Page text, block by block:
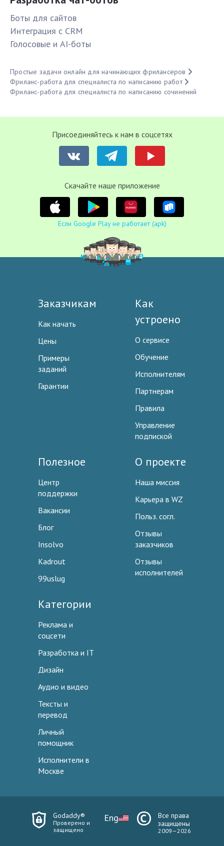
Боты для сайтов
Интеграция с CRM
Голосовые и AI-боты
Простые задачи онлайн для начинающих фрилансеров
Фриланс-работа для специалиста по написанию работ
Фриланс-работа для специалиста по написанию сочинений
Присоединяйтесь к нам в соцсетях
Cкачайте наше приложение
Если Google Play не работает (apk)
Заказчикам
Как начать
Цены
Примеры
заданий
Гарантии
Как
устроено
О сервисе
Обучение
Исполнителям
Партнерам
Правила
Управление
подпиской
Полезное
Центр
поддержки
Вакансии
Блог
Insolvo
Kadrout
99uslug
О проекте
Наша миссия
Карьера в WZ
Польз. согл.
Отзывы
заказчиков
Отзывы
исполнителей
Категории
Реклама и
соцсети
Разработка и IT
Дизайн
Аудио и видео
Тексты и
перевод
Личный
помощник
Исполнители в
Москве
Godaddy®
Проверено и
защищено
Eng
Все права
защищены
2009—2026